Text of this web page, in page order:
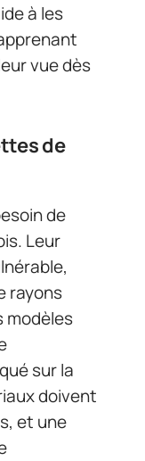
à les
vue dès
de
de
Leur
rayons
modèles
sur la
doivent
et une